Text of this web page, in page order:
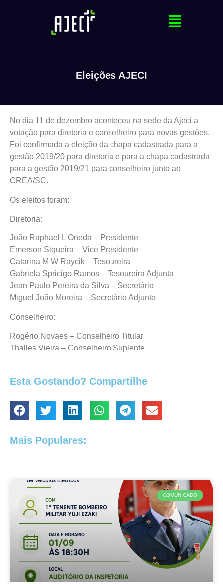
Eleições AJECI
No dia 11 de dezembro aconteceu na sede da Ajeci a
votação para diretoria e conselheiro para novas gestões.
Foi confirmada a eleição da chapa cadastrada para a
gestão 2019/20 para diretoria e para a chapa cadastrada
para a gestão 2019/21 para conselheiro junto ao
CREA/SC.
Os eleitos foram:
Diretoria:
João Raphael L Oneda – Presidente
Emerson Siqueira – Vice Presidente
Catarina M W Raycik – Tesoureira
Gabriela Spricigo Ramos – Tesoureira Adjunta
Jean Paulo Pereira da Silva – Secretário
Miguel João Moreira – Secretário Adjunto
Conselheiro:
Rogério Novaes – Conselheiro Titular
Thalles Vieira – Conselheiro Suplente
Esta Gostando? Compartilhe
Mais Populares:
COMUNICADO